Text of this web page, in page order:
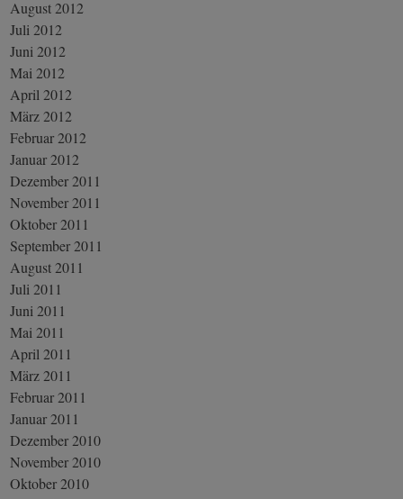
August 2012
Juli 2012
Juni 2012
Mai 2012
April 2012
März 2012
Februar 2012
Januar 2012
Dezember 2011
November 2011
Oktober 2011
September 2011
August 2011
Juli 2011
Juni 2011
Mai 2011
April 2011
März 2011
Februar 2011
Januar 2011
Dezember 2010
November 2010
Oktober 2010